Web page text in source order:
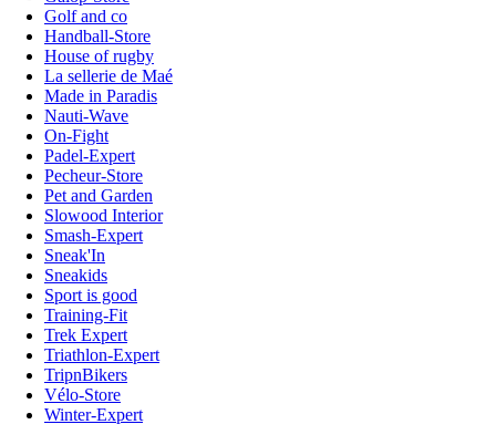
Golf and co
Handball-Store
House of rugby
La sellerie de Maé
Made in Paradis
Nauti-Wave
On-Fight
Padel-Expert
Pecheur-Store
Pet and Garden
Slowood Interior
Smash-Expert
Sneak'In
Sneakids
Sport is good
Training-Fit
Trek Expert
Triathlon-Expert
TripnBikers
Vélo-Store
Winter-Expert